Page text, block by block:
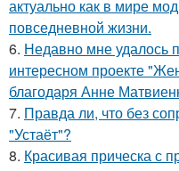
актуально как в мире
повседневной жизни.
6. Недавно мне удалось
интересном проекте
благодаря Анне
7. Правда ли, что без
"Устаёт"?
8. Красивая прическа с